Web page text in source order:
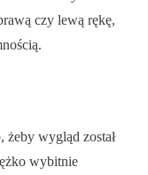
czy lewą rękę,
żeby wygląd został
wybitnie